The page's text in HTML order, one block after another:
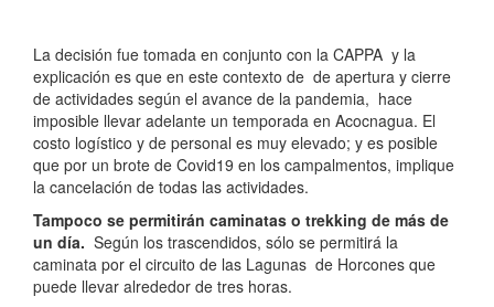
La decisión fue tomada en conjunto con la CAPPA y la
explicación es que en este contexto de de apertura y cierre
de actividades según el avance de la pandemia, hace
imposible llevar adelante un temporada en Acocnagua. El
costo logístico y de personal es muy elevado; y es posible
que por un brote de Covid19 en los campalmentos, implique
la cancelación de todas las actividades.
Tampoco se permitirán caminatas o trekking de más de
un día. Según los trascendidos, sólo se permitirá la
caminata por el circuito de las Lagunas de Horcones que
puede llevar alrededor de tres horas.